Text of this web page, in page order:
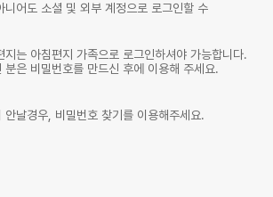
니어도 소셜 및 외부 계정으로 로그인할 수
지는 아침편지 가족으로 로그인하셔야 가능합니다.
분은 비밀번호를 만드신 후에 이용해 주세요.
안날경우, 비밀번호 찾기를 이용해주세요.